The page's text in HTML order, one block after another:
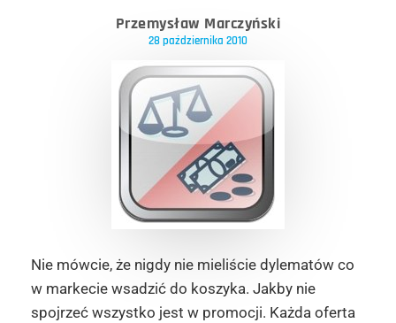
Przemysław Marczyński
28 października 2010
Nie mówcie, że nigdy nie mieliście dylematów co
w markecie wsadzić do koszyka. Jakby nie
spojrzeć wszystko jest w promocji. Każda oferta